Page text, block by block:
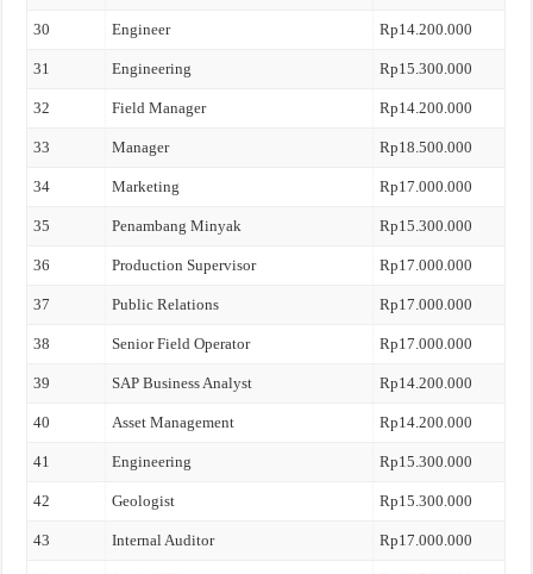
30 Engineer Rp14.200.000
31 Engineering Rp15.300.000
32 Field Manager Rp14.200.000
33 Manager Rp18.500.000
34 Marketing Rp17.000.000
35 Penambang Minyak Rp15.300.000
36 Production Supervisor Rp17.000.000
37 Public Relations Rp17.000.000
38 Senior Field Operator Rp17.000.000
39 SAP Business Analyst Rp14.200.000
40 Asset Management Rp14.200.000
41 Engineering Rp15.300.000
42 Geologist Rp15.300.000
43 Internal Auditor Rp17.000.000